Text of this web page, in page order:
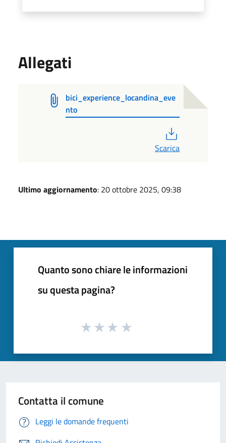
Allegati
bici_experience_locandina_eve
nto
Scarica
Ultimo aggiornamento: 20 ottobre 2025, 09:38
Quanto sono chiare le informazioni
su questa pagina?
Contatta il comune
Leggi le domande frequenti